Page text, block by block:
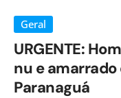
Geral
URGENTE:
nu e
Paranaguá